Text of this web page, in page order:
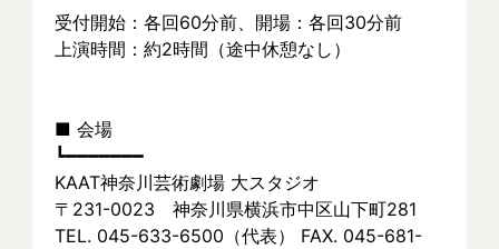
受付開始：各回60分前、開場：各回30分前
上演時間：約2時間（途中休憩なし）
■ 会場
┗━━━━━━━
KAAT神奈川芸術劇場 大スタジオ
〒231-0023　神奈川県横浜市中区山下町281
TEL. 045-633-6500（代表） FAX. 045-681-